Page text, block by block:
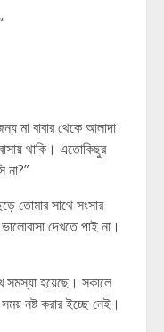
মা বাবার থেকে আলাদা
থাকি। এতোকিছুর
না?”
তোমার সাথে সংসার
দেখতে পাই না।
সমস্যা হয়েছে। সকালে
নষ্ট করার ইচ্ছে নেই।